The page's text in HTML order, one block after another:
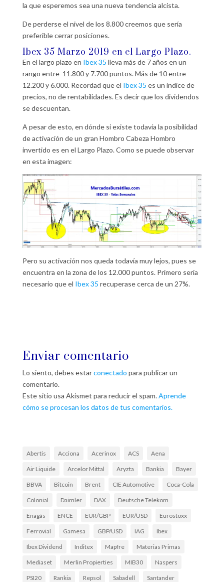
la que esperemos sea una nueva tendencia alcista.
De perderse el nivel de los 8.800 creemos que sería
preferible cerrar posiciones.
Ibex 35 Marzo 2019 en el Largo Plazo.
En el largo plazo en Ibex 35 lleva más de 7 años en un
rango entre 11.800 y 7.700 puntos. Más de 10 entre
12.200 y 6.000. Recordad que el Ibex 35 es un índice de
precios, no de rentabilidades. Es decir que los dividendos
se descuentan.
A pesar de esto, en dónde si existe todavía la posibilidad
de activación de un gran Hombro Cabeza Hombro
invertido es en el Largo Plazo. Como se puede observar
en esta imagen:
Pero su activación nos queda todavía muy lejos, pues se
encuentra en la zona de los 12.000 puntos. Primero sería
necesario que el Ibex 35 recuperase cerca de un 27%.
Enviar comentario
Lo siento, debes estarconectado para publicar un
comentario.
Este sitio usa Akismet para reducir el spam.Aprende
cómo se procesan los datos de tus comentarios.
Abertis Acciona Acerinox ACS Aena
Air Liquide Arcelor Mittal Aryzta Bankia Bayer
BBVA Bitcoin Brent CIE Automotive Coca-Cola
Colonial Daimler DAX Deutsche Telekom
Enagás ENCE EUR/GBP EUR/USD Eurostoxx
Ferrovial Gamesa GBP/USD IAG Ibex
Ibex Dividend Inditex Mapfre Materias Primas
Mediaset Merlin Propierties MIB30 Naspers
PSI20 Rankia Repsol Sabadell Santander